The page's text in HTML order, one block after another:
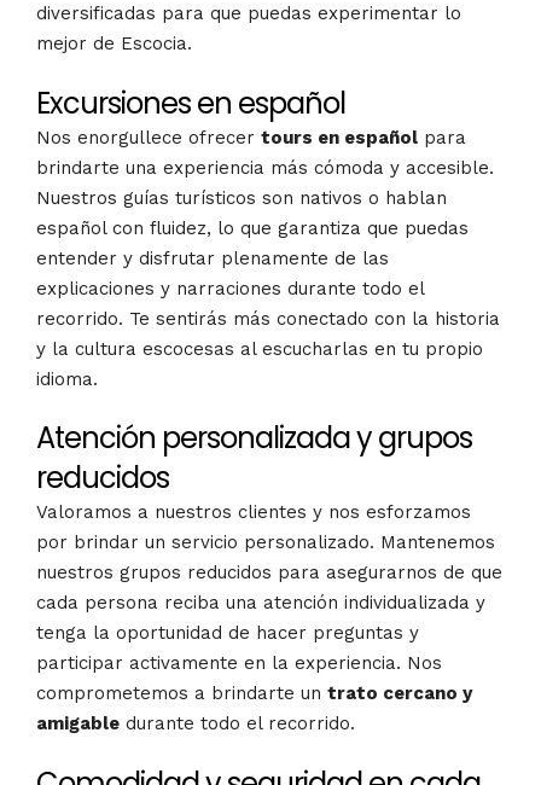
diversificadas para que puedas experimentar lo
mejor de Escocia.
Excursiones en español
Nos enorgullece ofrecer tours en español para
brindarte una experiencia más cómoda y accesible.
Nuestros guías turísticos son nativos o hablan
español con fluidez, lo que garantiza que puedas
entender y disfrutar plenamente de las
explicaciones y narraciones durante todo el
recorrido. Te sentirás más conectado con la historia
y la cultura escocesas al escucharlas en tu propio
idioma.
Atención personalizada y grupos
reducidos
Valoramos a nuestros clientes y nos esforzamos
por brindar un servicio personalizado. Mantenemos
nuestros grupos reducidos para asegurarnos de que
cada persona reciba una atención individualizada y
tenga la oportunidad de hacer preguntas y
participar activamente en la experiencia. Nos
comprometemos a brindarte un trato cercano y
amigable durante todo el recorrido.